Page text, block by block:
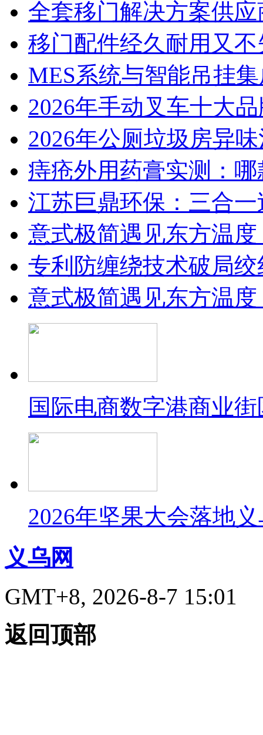
全套移门解决方案供
移门配件经久耐用又
MES系统与智能吊挂
2026年手动叉车十大
2026年公厕垃圾房异
痔疮外用药膏实测：
江苏巨鼎环保：三合
意式极简遇见东方温
专利防缠绕技术破局
意式极简遇见东方温
国际电商数字港商业
2026年坚果大会落地
义乌网
GMT+8, 2026-8-7 15:01
返回顶部